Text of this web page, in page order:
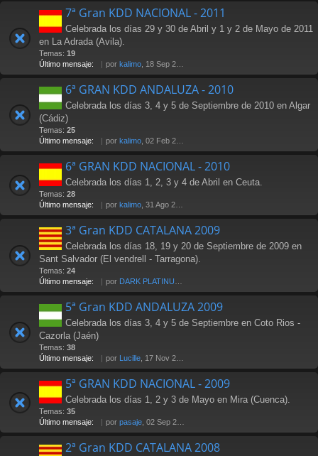
7ª Gran KDD NACIONAL - 2011
Celebrada los días 29 y 30 de Abril y 1 y 2 de Mayo de 2011
en La Adrada (Avila).
Temas: 19
Último mensaje:
por kalimo , 18 Sep 2011 23:36
6ª GRAN KDD ANDALUZA - 2010
Celebrada los días 3, 4 y 5 de Septiembre de 2010 en Algar
(Cádiz)
Temas: 25
Último mensaje:
por kalimo , 02 Feb 2011 16:01
6ª GRAN KDD NACIONAL - 2010
Celebrada los días 1, 2, 3 y 4 de Abril en Ceuta.
Temas: 28
Último mensaje:
por kalimo , 31 Ago 2010 18:03
3ª Gran KDD CATALANA 2009
Celebrada los días 18, 19 y 20 de Septiembre de 2009 en
Sant Salvador (El vendrell - Tarragona).
Temas: 24
Último mensaje:
por DARK PLATINUM
5ª Gran KDD ANDALUZA 2009
Celebrada los días 3, 4 y 5 de Septiembre en Coto Rios -
Cazorla (Jaén)
Temas: 38
Último mensaje:
por Lucille , 17 Nov 2009 18:20
5ª GRAN KDD NACIONAL - 2009
Celebrada los días 1, 2 y 3 de Mayo en Mira (Cuenca).
Temas: 35
Último mensaje:
por pasaje , 02 Sep 2010 16:44
2ª Gran KDD CATALANA 2008